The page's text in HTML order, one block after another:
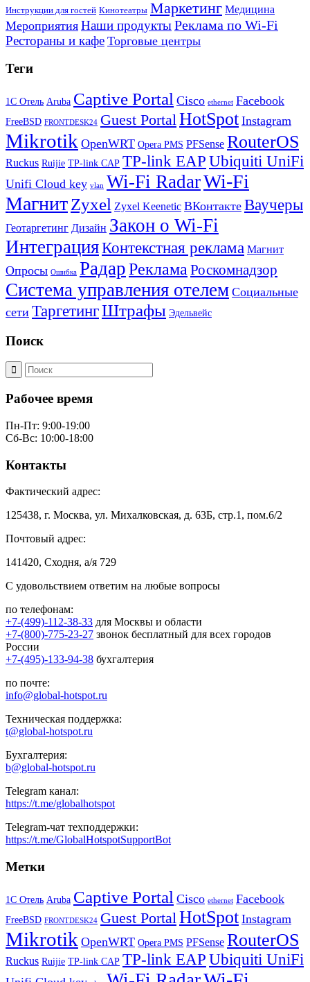
Инструкции для гостей Кинотеатры Маркетинг Медицина
Мероприятия Наши продуктыРеклама по Wi-Fi
Рестораны и кафе Торговые центры
Теги
1С Отель Aruba Captive Portal Cisco ethernet Facebook
FreeBSD FRONTDESK24 Guest PortalHotSpot Instagram
Mikrotik OpenWRT Opera PMS PFSense RouterOS
Ruckus Ruijie TP-link CAP TP-link EAP Ubiquiti UniFi
Unifi Cloud key vlan Wi-Fi RadarWi-Fi
МагнитZyxel Zyxel Keenetic ВКонтакте Ваучеры
Геотаргетинг Дизайн Закон о Wi-Fi
ИнтеграцияКонтекстная реклама Магнит
Опросы Ошибка РадарРеклама Роскомнадзор
Система управления отелем Социальные
сети ТаргетингШтрафы Эдельвейс
Поиск
Рабочее время
Пн-Пт: 9:00-19:00
Сб-Вс: 10:00-18:00
Контакты
Фактический адрес:
125438, г. Москва, ул. Михалковская, д. 63Б, стр.1, пом.6/2
Почтовый адрес:
141420, Сходня, а/я 729
С удовольствием ответим на любые вопросы
по телефонам:
+7-(499)-112-38-33 для Москвы и области
+7-(800)-775-23-27 звонок бесплатный для всех городов
России
+7-(495)-133-94-38 бухгалтерия
по почте:
info@global-hotspot.ru
Техническая поддержка:
t@global-hotspot.ru
Бухгалтерия:
b@global-hotspot.ru
Telegram канал:
https://t.me/globalhotspot
Telegram-чат техподдержки:
https://t.me/GlobalHotspotSupportBot
Метки
1С Отель Aruba Captive Portal Cisco ethernet Facebook
FreeBSD FRONTDESK24 Guest Portal HotSpot Instagram
Mikrotik OpenWRT Opera PMS PFSense RouterOS
Ruckus Ruijie TP-link CAP TP-link EAP Ubiquiti UniFi